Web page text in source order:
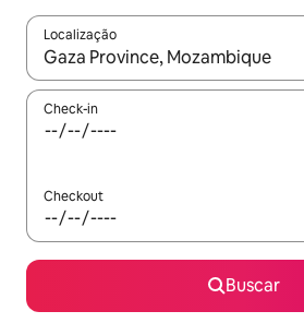
Localização
Quando os resultados estiverem
Check-in
Checkout
Buscar